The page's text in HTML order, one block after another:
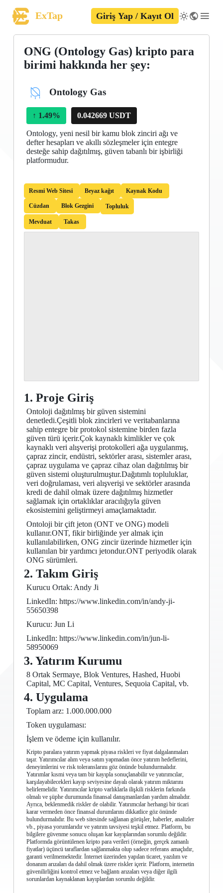
ExTap Giriş Yap / Kayıt Ol
ONG (Ontology Gas) kripto para
birimi hakkında her şey:
Ontology Gas
↑ 1.49% 0.042669 USDT
Ontology, yeni nesil bir kamu blok zinciri ağı ve
defter hesapları ve akıllı sözleşmeler için entegre
desteğe sahip dağıtılmış, güven tabanlı bir işbirliği
platformudur.
Resmi Web Sitesi Beyaz kağıt Kaynak Kodu
Cüzdan Blok Gezgini Topluluk
Mevduat Takas
1. Proje Giriş
Ontoloji dağıtılmış bir güven sistemini
denetledi.Çeşitli blok zincirleri ve veritabanlarına
sahip entegre bir protokol sistemine birden fazla
güven türü içerir.Çok kaynaklı kimlikler ve çok
kaynaklı veri alışverişi protokolleri ağa uygulanmış,
çapraz zincir, endüstri, sektörler arası, sistemler arası,
çapraz uygulama ve çapraz cihaz olan dağıtılmış bir
güven sistemi oluşturulmuştur.Dağıtımlı topluluklar,
veri doğrulaması, veri alışverişi ve sektörler arasında
kredi de dahil olmak üzere dağıtılmış hizmetler
sağlamak için ortaklıklar aracılığıyla güven
ekosistemini geliştirmeyi amaçlamaktadır.
Ontoloji bir çift jeton (ONT ve ONG) modeli
kullanır.ONT, fikir birliğinde yer almak için
kullanılabilirken, ONG zincir üzerinde hizmetler için
kullanılan bir yardımcı jetondur.ONT periyodik olarak
ONG sürümleri.
2. Takım Giriş
Kurucu Ortak: Andy Ji
LinkedIn: https://www.linkedin.com/in/andy-ji-
55650398
Kurucu: Jun Li
LinkedIn: https://www.linkedin.com/in/jun-li-
58950069
3. Yatırım Kurumu
8 Ortak Sermaye, Blok Ventures, Hashed, Huobi
Capital, MC Capital, Ventures, Sequoia Capital, vb.
4. Uygulama
Toplam arz: 1.000.000.000
Token uygulaması:
İşlem ve ödeme için kullanılır.
Kripto paralara yatırım yapmak piyasa riskleri ve fiyat dalgalanmaları
taşır. Yatırımcılar alım veya satım yapmadan önce yatırım hedeflerini,
deneyimlerini ve risk toleranslarını göz önünde bulundurmalıdır.
Yatırımlar kısmi veya tam bir kayıpla sonuçlanabilir ve yatırımcılar,
karşılayabilecekleri kayıp seviyesine dayalı olarak yatırım miktarını
belirlemelidir. Yatırımcılar kripto varlıklarla ilişkili risklerin farkında
olmalı ve şüphe durumunda finansal danışmanlardan yardım almalıdır.
Ayrıca, beklenmedik riskler de olabilir. Yatırımcılar herhangi bir ticari
karar vermeden önce finansal durumlarını dikkatlice göz önünde
bulundurmalıdır. Bu web sitesinde sağlanan görüşler, haberler, analizler
vb., piyasa yorumlarıdır ve yatırım tavsiyesi teşkil etmez. Platform, bu
bilgilere güvenme sonucu oluşan kar kayıplarından sorumlu değildir.
Platformda görüntülenen kripto para verileri (örneğin, gerçek zamanlı
fiyatlar) üçüncü taraflardan sağlanmakta olup sadece referans amaçlıdır,
garanti verilmemektedir. İnternet üzerinden yapılan ticaret, yazılım ve
donanım arızaları da dahil olmak üzere riskler içerir. Platform, internetin
güvenilirliğini kontrol etmez ve bağlantı arızaları veya diğer ilgili
sorunlardan kaynaklanan kayıplardan sorumlu değildir.